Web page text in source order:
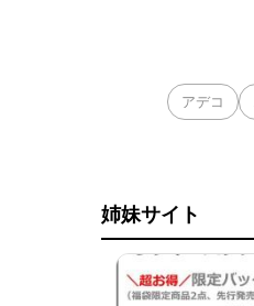
アデコ
姉妹サイト